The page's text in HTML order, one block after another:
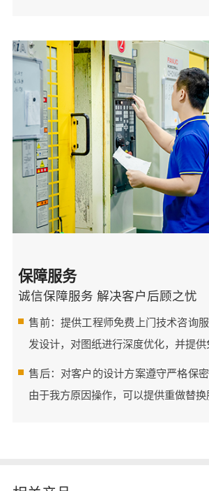
保障服务
诚信保障服务 解决客户后顾之忧
售前：提供工程师免费上门技术咨询
发设计，对图纸进行深度优化，并提供
售后：对客户的设计方案遵守严格保
由于我方原因操作，可以提供重做替换